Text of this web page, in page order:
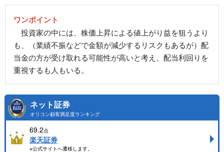
ワンポイント
投資家の中には、株価上昇による値上がり益を狙うより
も、（業績不振などで金額が減少するリスクもあるが）配
当金の方が受け取れる可能性が高いと考え、配当利回りを
重視するも人もいる。
ネット証券
オリコン顧客満足度ランキング
69.2点
楽天証券
※公式サイトへ遷移します。